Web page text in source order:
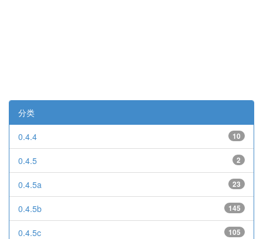
分类
10
0.4.4
2
0.4.5
23
0.4.5a
145
0.4.5b
105
0.4.5c